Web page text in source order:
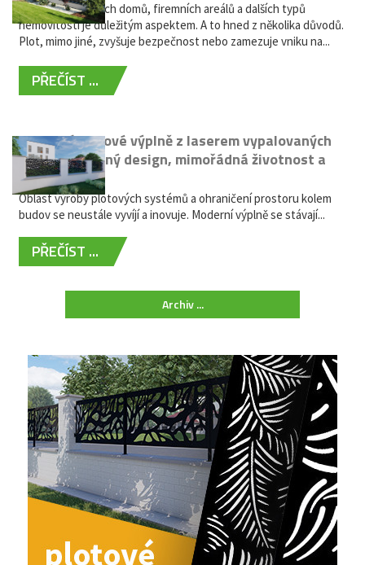
Oplocení rodinných domů, firemních areálů a dalších typů
nemovitostí je důležitým aspektem. A to hned z několika důvodů.
Plot, mimo jiné, zvyšuje bezpečnost nebo zamezuje vniku na...
PŘEČÍST ...
Moderní plotové výplně z laserem vypalovaných
kovů: výjimečný design, mimořádná životnost a
žádná údržba
Oblast výroby plotových systémů a ohraničení prostoru kolem
budov se neustále vyvíjí a inovuje. Moderní výplně se stávají...
PŘEČÍST ...
Archiv ...